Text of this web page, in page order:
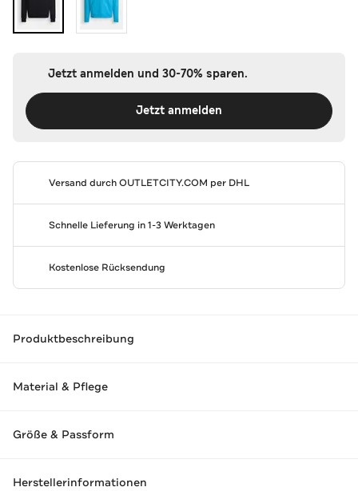
Jetzt anmelden und 30-70% sparen.
Jetzt anmelden
Versand durchOUTLETCITY.COM per DHL
Schnelle Lieferung in 1-3 Werktagen
Kostenlose Rücksendung
Produktbeschreibung
Material & Pflege
Größe & Passform
Herstellerinformationen